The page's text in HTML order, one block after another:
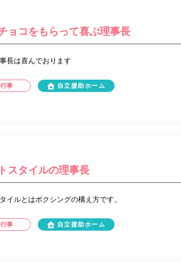
ョコをもらって喜ぶ理事長
長は喜んでおります
事 自立援助ホーム
スタイルの理事長
イルとはボクシングの構え方です。
事 自立援助ホーム